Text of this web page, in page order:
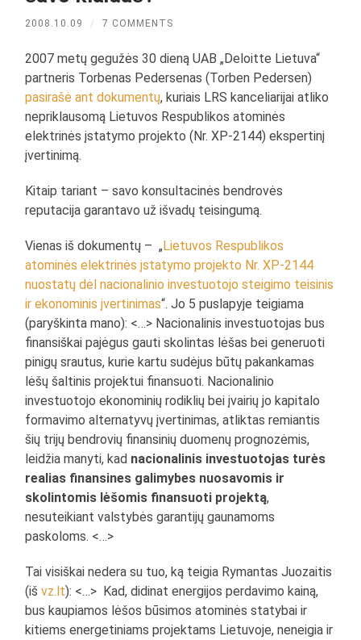
2008.10.09 / 7 COMMENTS
2007 metų gegužės 30 dieną UAB „Deloitte Lietuva“
partneris Torbenas Pedersenas (Torben Pedersen)
pasirašė ant dokumentų, kuriais LRS kanceliarijai atliko
nepriklausomą Lietuvos Respublikos atominės
elektrinės įstatymo projekto (Nr. XP-2144) ekspertinį
įvertinimą.
Kitaip tariant – savo konsultacinės bendrovės
reputacija garantavo už išvadų teisingumą.
Vienas iš dokumentų – „Lietuvos Respublikos
atominės elektrinės įstatymo projekto Nr. XP-2144
nuostatų dėl nacionalinio investuotojo steigimo teisinis
ir ekonominis įvertinimas“. Jo 5 puslapyje teigiama
(paryškinta mano): <…> Nacionalinis investuotojas bus
finansiškai pajėgus gauti skolintas lėšas bei generuoti
pinigų srautus, kurie kartu sudėjus būtų pakankamas
lėšų šaltinis projektui finansuoti. Nacionalinio
investuotojo ekonominių rodiklių bei įvairių jo kapitalo
formavimo alternatyvų įvertinimas, atliktas remiantis
šių trijų bendrovių finansinių duomenų prognozėmis,
leidžia manyti, kad nacionalinis investuotojas turės
realias finansines galimybes nuosavomis ir
skolintomis lėšomis finansuoti projektą,
nesuteikiant valstybės garantijų gaunamoms
paskoloms. <…>
Tai visiškai nedera su tuo, ką teigia Rymantas Juozaitis
(išvz.lt): <…> Kad, didinat energijos perdavimo kainą,
bus kaupiamos lėšos būsimos atominės statybai ir
kitiems energetiniams projektams Lietuvoje, neneigia ir